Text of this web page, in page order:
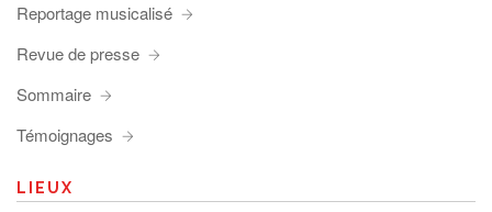
Reportage musicalisé
Revue de presse
Sommaire
Témoignages
LIEUX